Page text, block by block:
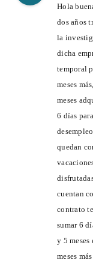
Hola
dos años
la
dicha
temporal
meses
meses
6 días
quedan
cuentan
contrato
sumar 6
y 5 meses
meses